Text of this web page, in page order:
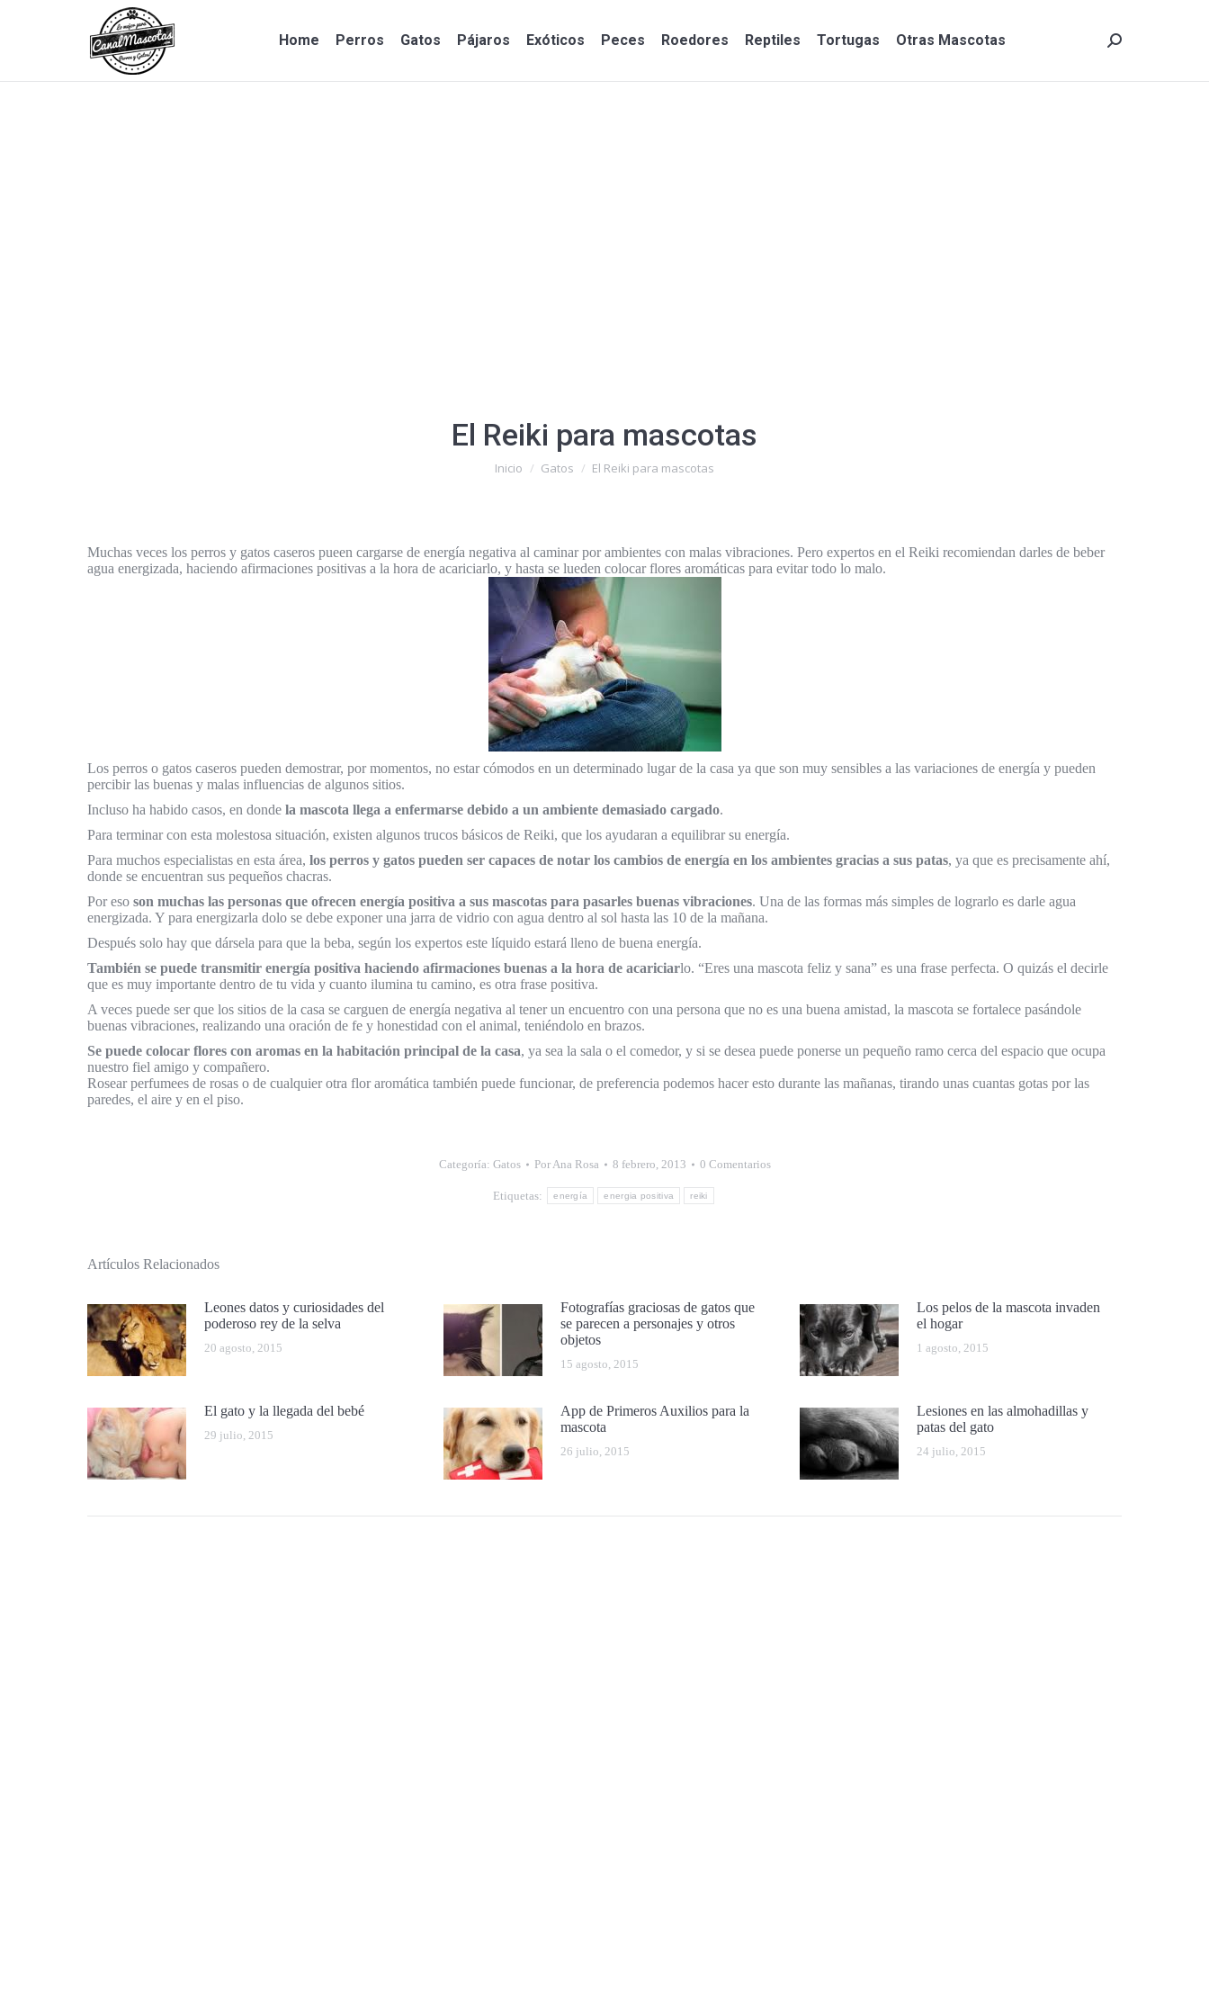
Home Perros Gatos Pájaros Exóticos Peces Roedores Reptiles Tortugas Otras Mascotas Search:
El Reiki para mascotas
Estás aquí:
Inicio Gatos El Reiki para mascotas
Muchas veces los perros y gatos caseros pueen cargarse de energía negativa al caminar por ambientes con malas vibraciones. Pero expertos en el Reiki recomiendan darles de beber
agua energizada, haciendo afirmaciones positivas a la hora de acariciarlo, y hasta se lueden colocar flores aromáticas para evitar todo lo malo.
Los perros o gatos caseros pueden demostrar, por momentos, no estar cómodos en un determinado lugar de la casa ya que son muy sensibles a las variaciones de energía y pueden
percibir las buenas y malas influencias de algunos sitios.
Incluso ha habido casos, en donde la mascota llega a enfermarse debido a un ambiente demasiado cargado.
Para terminar con esta molestosa situación, existen algunos trucos básicos de Reiki, que los ayudaran a equilibrar su energía.
Para muchos especialistas en esta área, los perros y gatos pueden ser capaces de notar los cambios de energía en los ambientes gracias a sus patas, ya que es precisamente ahí,
donde se encuentran sus pequeños chacras.
Por eso son muchas las personas que ofrecen energía positiva a sus mascotas para pasarles buenas vibraciones. Una de las formas más simples de lograrlo es darle agua
energizada. Y para energizarla dolo se debe exponer una jarra de vidrio con agua dentro al sol hasta las 10 de la mañana.
Después solo hay que dársela para que la beba, según los expertos este líquido estará lleno de buena energía.
También se puede transmitir energía positiva haciendo afirmaciones buenas a la hora de acariciarlo. “Eres una mascota feliz y sana” es una frase perfecta. O quizás el decirle
que es muy importante dentro de tu vida y cuanto ilumina tu camino, es otra frase positiva.
A veces puede ser que los sitios de la casa se carguen de energía negativa al tener un encuentro con una persona que no es una buena amistad, la mascota se fortalece pasándole
buenas vibraciones, realizando una oración de fe y honestidad con el animal, teniéndolo en brazos.
Se puede colocar flores con aromas en la habitación principal de la casa, ya sea la sala o el comedor, y si se desea puede ponerse un pequeño ramo cerca del espacio que ocupa
nuestro fiel amigo y compañero.
Rosear perfumees de rosas o de cualquier otra flor aromática también puede funcionar, de preferencia podemos hacer esto durante las mañanas, tirando unas cuantas gotas por las
paredes, el aire y en el piso.
Categoría: Gatos PorAna Rosa 8 febrero, 2013 0 Comentarios
Etiquetas: energía energia positiva reiki
Artículos Relacionados
Leones datos y curiosidades del
poderoso rey de la selva
20 agosto, 2015
Fotografías graciosas de gatos que
se parecen a personajes y otros
objetos
15 agosto, 2015
Los pelos de la mascota invaden
el hogar
1 agosto, 2015
El gato y la llegada del bebé
29 julio, 2015
App de Primeros Auxilios para la
mascota
26 julio, 2015
Lesiones en las almohadillas y
patas del gato
24 julio, 2015
Home Perros Gatos Pájaros Exóticos Peces Roedores Reptiles Tortugas Otras Mascotas Search: